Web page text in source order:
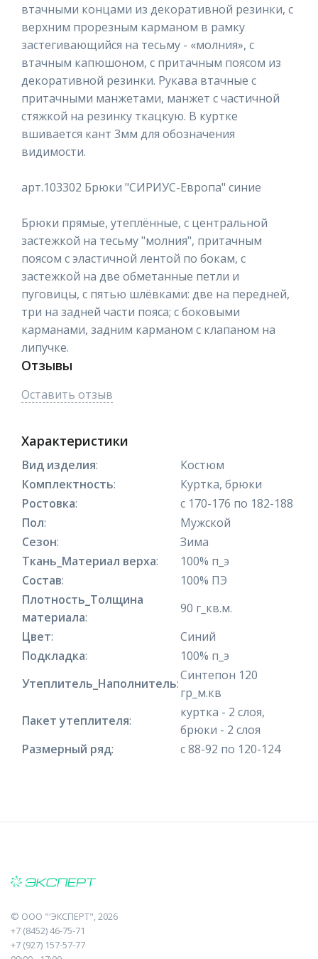
втачными концами из декоративной резинки, с
верхним прорезным карманом в рамку
застегивающийся на тесьму - «молния», с
втачным капюшоном, с притачным поясом из
декоративной резинки. Рукава втачные с
притачными манжетами, манжет с частичной
стяжкой на резинку ткацкую. В куртке
вшивается кант 3мм для обозначения
видимости.
арт.103302 Брюки "СИРИУС-Европа" синие
Брюки прямые, утеплённые, с центральной
застежкой на тесьму "молния", притачным
поясом с эластичной лентой по бокам, с
застежкой на две обметанные петли и
пуговицы, с пятью шлёвками: две на передней,
три на задней части пояса; с боковыми
карманами, задним карманом с клапаном на
липучке.
Отзывы
Оставить отзыв
Характеристики
Вид изделия:
Костюм
Комплектность:
Куртка, брюки
Ростовка:
с 170-176 по 182-188
Пол:
Мужской
Сезон:
Зима
Ткань_Материал верха:
100% п_э
Состав:
100% ПЭ
Плотность_Толщина
материала:
90 г_кв.м.
Цвет:
Синий
Подкладка:
100% п_э
Утеплитель_Наполнитель:
Синтепон 120
гр_м.кв
Пакет утеплителя:
куртка - 2 слоя,
брюки - 2 слоя
Размерный ряд: с 88-92 по 120-124
© ООО "'ЭКСПЕРТ", 2026
+7 (8452) 46-75-71
+7 (927) 157-57-77